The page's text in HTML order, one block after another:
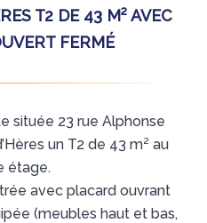
T2 DE 43 M² AVEC
FERMÉ
située 23 rue Alphonse
un T2 de 43 m² au
étage.
avec placard ouvrant
(meubles haut et bas,